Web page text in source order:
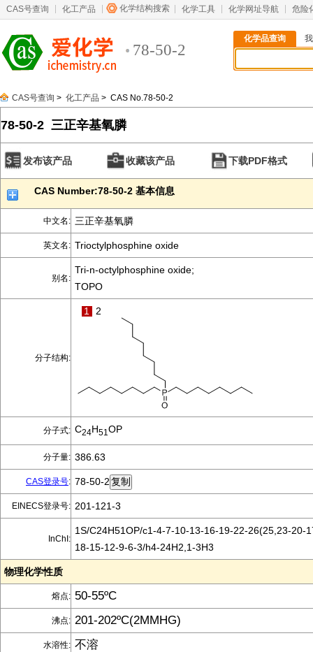
CAS号查询 化工产品 化学结构搜索 化学工具 化学网址导航 危险
78-50-2
化学品查询
CAS号查询 > 化工产品 > CAS No.78-50-2
78-50-2 三正辛基氧膦
发布该产品 收藏该产品 下载PDF格式
CAS Number:78-50-2 基本信息
中文名: 三正辛基氧膦
英文名: Trioctylphosphine oxide
别名:
Tri-n-octylphosphine oxide;
TOPO
分子结构:
1 2
分子式: C24H51 OP
分子量: 386.63
CAS登录号: 78-50-2
EINECS登录号: 201-121-3
InChI:
1S/C24H51OP/c1-4-7-10-13-16-19-22-26(25,23-20-
18-15-12-9-6-3/h4-24H2,1-3H3
物理化学性质
熔点: 50-55ºC
沸点: 201-202ºC(2MMHG)
水溶性: 不溶